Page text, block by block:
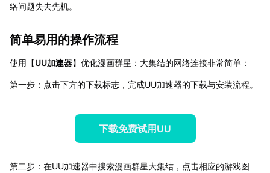
络问题失去先机。
简单易用的操作流程
使用【UU加速器】优化漫画群星：大集结的网络连接非常简单：
第一步：点击下方的下载标志，完成UU加速器的下载与安装流程。
下载免费试用UU
第二步：在UU加速器中搜索漫画群星大集结，点击相应的游戏图